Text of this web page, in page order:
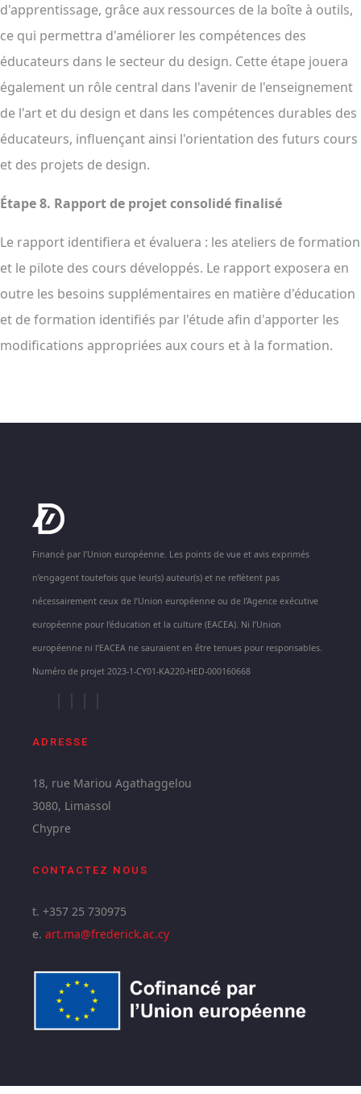
d'apprentissage, grâce aux ressources de la boîte à outils,
ce qui permettra d'améliorer les compétences des
éducateurs dans le secteur du design. Cette étape jouera
également un rôle central dans l'avenir de l'enseignement
de l'art et du design et dans les compétences durables des
éducateurs, influençant ainsi l'orientation des futurs cours
et des projets de design.
Étape 8. Rapport de projet consolidé finalisé
Le rapport identifiera et évaluera : les ateliers de formation
et le pilote des cours développés. Le rapport exposera en
outre les besoins supplémentaires en matière d'éducation
et de formation identifiés par l'étude afin d'apporter les
modifications appropriées aux cours et à la formation.
Financé par l’Union européenne. Les points de vue et avis exprimés
n’engagent toutefois que leur(s) auteur(s) et ne reflètent pas
nécessairement ceux de l’Union européenne ou de l’Agence exécutive
européenne pour l’éducation et la culture (EACEA). Ni l’Union
européenne ni l’EACEA ne sauraient en être tenues pour responsables.
Numéro de projet 2023-1-CY01-KA220-HED-000160668
ADRESSE
18, rue Mariou Agathaggelou
3080, Limassol
Chypre
CONTACTEZ NOUS
t. +357 25 730975
e.art.ma@frederick.ac.cy